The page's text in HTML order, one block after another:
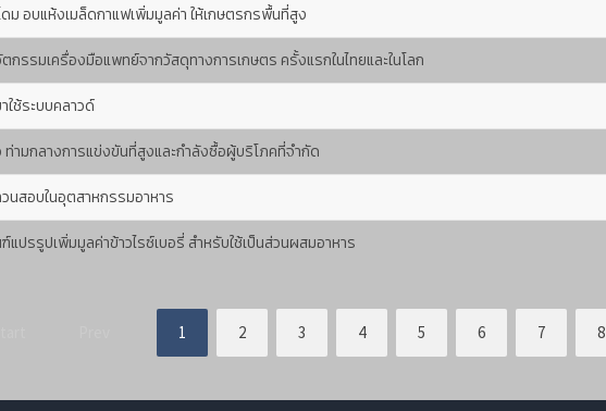
ม อบแห้งเมล็ดกาแฟเพิ่มมูลค่า ให้เกษตรกรพื้นที่สูง
รรมเครื่องมือแพทย์จากวัสดุทางการเกษตร ครั้งแรกในไทยและในโลก
ใช้ระบบคลาวด์
ามกลางการแข่งขันที่สูงและกำลังซื้อผู้บริโภคที่จำกัด
นสอบในอุตสาหกรรมอาหาร
รรูปเพิ่มมูลค่าข้าวไรซ์เบอรี่ สำหรับใช้เป็นส่วนผสมอาหาร
1 2 3 4 5 6 7 8